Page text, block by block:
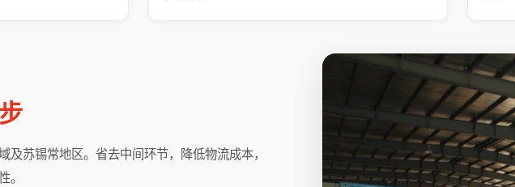
及苏锡常地区。省去中间环节，降低物流成本，
。